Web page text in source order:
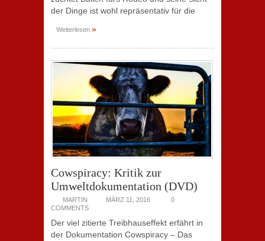
der Dinge ist wohl repräsentativ für die
Weiterlesen »
Cowspiracy: Kritik zur
Umweltdokumentation (DVD)
MARTIN MÄRZ 11, 2016
0
COMMENTS
Der viel zitierte Treibhauseffekt erfährt in
der Dokumentation Cowspiracy – Das